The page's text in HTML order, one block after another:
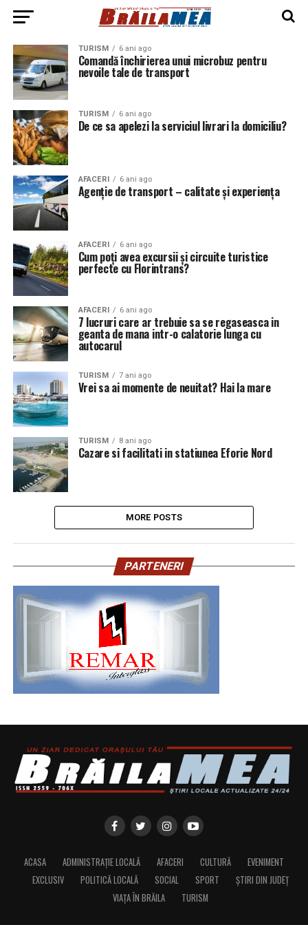
TURISM 6 ani ago
Comandă închirierea unui microbuz pentru
nevoile tale de transport
TURISM 6 ani ago
De ce sa apelezi la serviciul livrari la domiciliu?
AFACERI 6 ani ago
Agenţie de transport – calitate şi experienţa
AFACERI 6 ani ago
Cum poţi avea excursii şi circuite turistice
perfecte cu Florintrans?
AFACERI 6 ani ago
7 lucruri care ar trebuie sa se regaseasca in
geanta de mana intr-o calatorie lunga cu
autocarul
TURISM 7 ani ago
Vrei sa ai momente de neuitat? Hai la mare
TURISM 8 ani ago
Cazare si facilitati in statiunea Eforie Nord
MORE POSTS
PARTENERI
ACASA ADMINISTRAȚIE LOCALĂ AFACERI CULTURĂ
EVENIMENT
EXCLUSIV
POLITICĂ LOCALĂ SOCIAL SPORT
ȘTIRI DIN JUDEȚ
VIAȚA ÎN BRĂILA
TURISM